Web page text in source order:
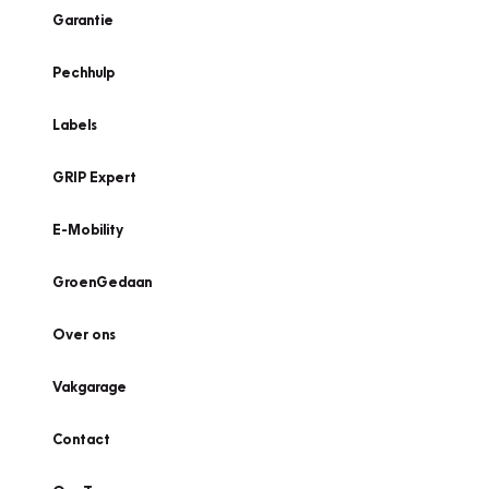
Garantie
Pechhulp
Labels
GRIP Expert
E-Mobility
GroenGedaan
Over ons
Vakgarage
Contact